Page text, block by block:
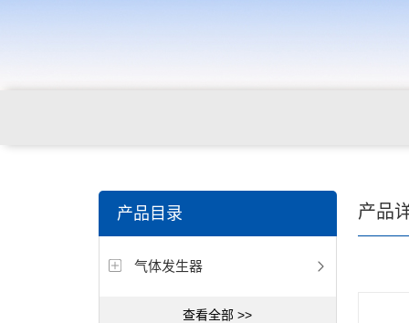
产品目录
气体发生器
查看全部 >>
产品